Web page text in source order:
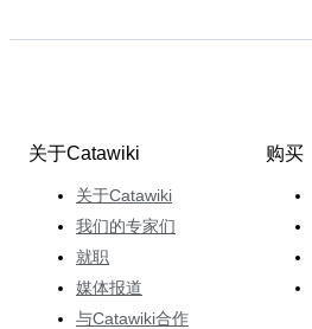
关于Catawiki
关于Catawiki
我们的专家们
就职
媒体报道
与Catawiki合作
购买